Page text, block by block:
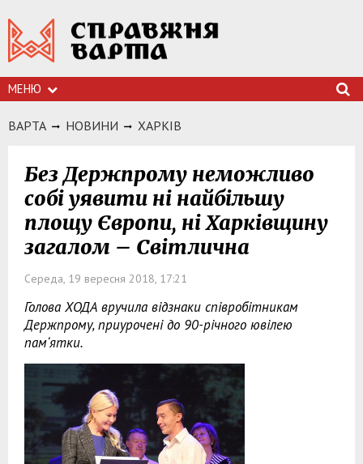
МЕНЮ
ВАРТА НОВИНИ ХАРКIВ
Без Держпрому неможливо
собі уявити ні найбільшу
площу Європи, ні Харківщину
загалом – Світлична
Середа, 19 вересня 2018, 17:21
Голова ХОДА вручила відзнаки співробітникам
Держпрому, приурочені до 90-річного ювілею
пам‘ятки.